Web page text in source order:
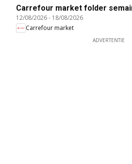
Carrefour market folder
12/08/2026- 18/08/2026
Carrefour market
ADVERTENTIE